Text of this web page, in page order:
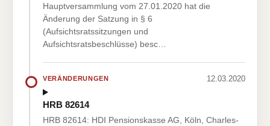
Hauptversammlung vom 27.01.2020 hat die
Änderung der Satzung in § 6
(Aufsichtsratssitzungen und
Aufsichtsratsbeschlüsse) besc…
VERÄNDERUNGEN 12.03.2020
HRB 82614
HRB 82614: HDI Pensionskasse AG, Köln, Charles-